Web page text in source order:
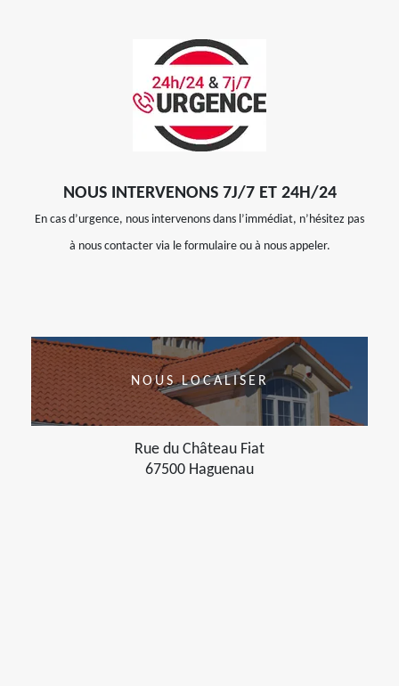
NOUS INTERVENONS 7J/7 ET 24H/24
En cas d’urgence, nous intervenons dans l’immédiat, n’hésitez pas
à nous contacter via le formulaire ou à nous appeler.
NOUS LOCALISER
Rue du Château Fiat
67500 Haguenau